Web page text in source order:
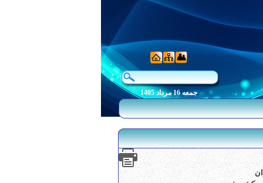
جمعه 16 مرداد 1405